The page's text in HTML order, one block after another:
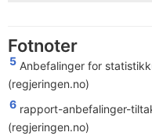
Fotnoter
5 Anbefalinger for
(regjeringen.no)
6 rapport-anbefalinger-
(regjeringen.no)